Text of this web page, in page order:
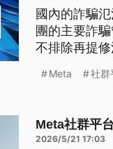
國內的詐騙
團的主要詐
不排除再提
Meta 社群
Meta社群平
2026/5/21 17:03